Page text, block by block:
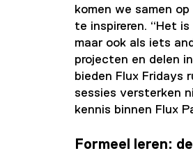
komen we samen
te inspireren. “Het
maar ook als iets
projecten en delen
bieden Flux Fridays
sessies versterken
kennis binnen Flux
Formeel leren: